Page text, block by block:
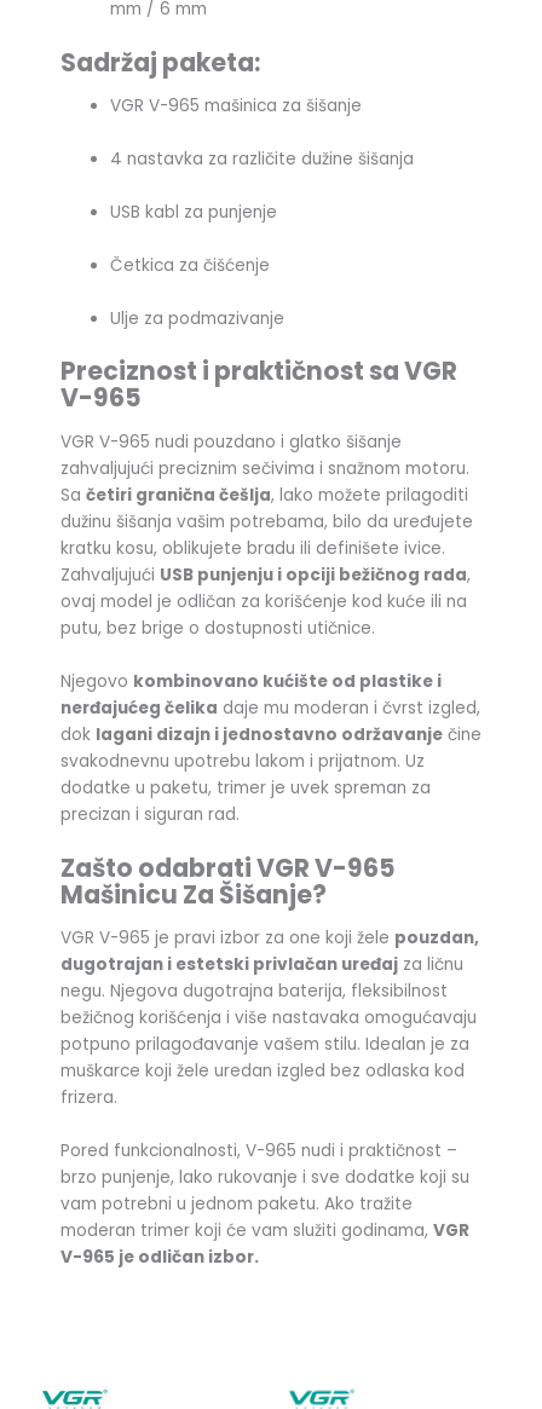
mm / 6 mm
Sadržaj paketa:
VGR V-965 mašinica za šišanje
4 nastavka za različite dužine šišanja
USB kabl za punjenje
Četkica za čišćenje
Ulje za podmazivanje
Preciznost i praktičnost sa VGR
V-965
VGR V-965 nudi pouzdano i glatko šišanje
zahvaljujući preciznim sečivima i snažnom motoru.
Sa četiri granična češlja, lako možete prilagoditi
dužinu šišanja vašim potrebama, bilo da uređujete
kratku kosu, oblikujete bradu ili definišete ivice.
Zahvaljujući USB punjenju i opciji bežičnog rada,
ovaj model je odličan za korišćenje kod kuće ili na
putu, bez brige o dostupnosti utičnice.
Njegovo kombinovano kućište od plastike i
nerđajućeg čelika daje mu moderan i čvrst izgled,
dok lagani dizajn i jednostavno održavanje čine
svakodnevnu upotrebu lakom i prijatnom. Uz
dodatke u paketu, trimer je uvek spreman za
precizan i siguran rad.
Zašto odabrati VGR V-965
Mašinicu Za Šišanje?
VGR V-965 je pravi izbor za one koji žele pouzdan,
dugotrajan i estetski privlačan uređaj za ličnu
negu. Njegova dugotrajna baterija, fleksibilnost
bežičnog korišćenja i više nastavaka omogućavaju
potpuno prilagođavanje vašem stilu. Idealan je za
muškarce koji žele uredan izgled bez odlaska kod
frizera.
Pored funkcionalnosti, V-965 nudi i praktičnost –
brzo punjenje, lako rukovanje i sve dodatke koji su
vam potrebni u jednom paketu. Ako tražite
moderan trimer koji će vam služiti godinama, VGR
V-965 je odličan izbor.